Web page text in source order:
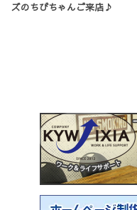
ズのちびちゃんご来店♪